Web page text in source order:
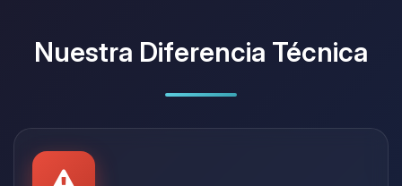
Nuestra Diferencia Técnica